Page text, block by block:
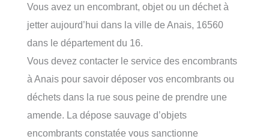
Vous avez un encombrant, objet ou un déchet à
jetter aujourd’hui dans la ville de Anais, 16560
dans le département du 16.
Vous devez contacter le service des encombrants
à Anais pour savoir déposer vos encombrants ou
déchets dans la rue sous peine de prendre une
amende. La dépose sauvage d’objets
encombrants constatée vous sanctionne